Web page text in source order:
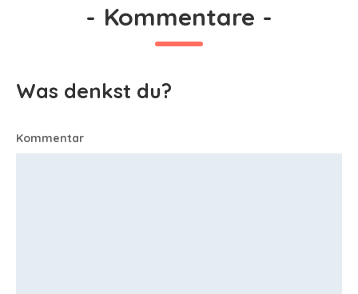
- Kommentare -
Was denkst du?
Kommentar